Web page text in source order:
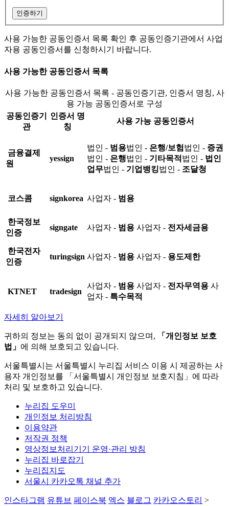
인증하기
사용 가능한 공동인증서 목록 확인 후 공동인증기관에서 사업
자용 공동인증서를 신청하시기 바랍니다.
사용 가능한 공동인증서 목록
사용 가능한 공동인증서 목록 - 공동인증기관, 인증서 명칭, 사
용 가능 공동인증서로 구성
공동인증기
관
인증서 명
칭
사용 가능 공동인증서
금융결제
원
yessign
법인 - 범용법인 - 은행/보험 법인 - 증권
법인 - 은행법인 - 기타목적 법인 - 법인
업무법인 - 기업뱅킹법인 - 조달청
코스콤 signkorea 사업자 - 범용
한국정보
인증
signgate 사업자 - 범용 사업자 - 전자세금용
한국전자
인증
turingsign 사업자 - 범용 사업자 - 용도제한
KTNET tradesign
사업자 - 범용 사업자 - 전자무역용 사
업자 - 특수목적
자세히 알아보기
귀하의 정보는 동의 없이 공개되지 않으며,
「개인정보 보호
법」 에 의해 보호되고 있습니다.
서울특별시는 서울특별시 누리집 서비스 이용 시 제공하는 사
용자 개인정보를 「서울특별시 개인정보 보호지침」에 따라
처리 및 보호하고 있습니다.
누리집 도우미
개인정보 처리방침
이용약관
저작권 정책
영상정보처리기기 운영·관리 방침
누리집 바로잡기
누리집지도
서울시 카카오톡 채널 추가
인스타그램 유튜브 페이스북 엑스 블로그 카카오스토리 >